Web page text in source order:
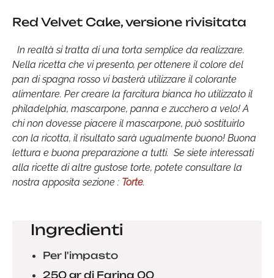
Red Velvet Cake, versione rivisitata
In realtà si tratta di una torta semplice da realizzare.
Nella ricetta che vi presento, per ottenere il colore del
pan di spagna rosso vi basterà utilizzare il colorante
alimentare. Per creare la farcitura bianca ho utilizzato il
philadelphia, mascarpone, panna e zucchero a velo! A
chi non dovesse piacere il mascarpone, può sostituirlo
con la ricotta, il risultato sarà ugualmente buono! Buona
lettura e buona preparazione a tutti. Se siete interessati
alla ricette di altre gustose torte, potete consultare la
nostra apposita sezione : Torte.
Ingredienti
Per l'impasto
250 gr di Farina 00